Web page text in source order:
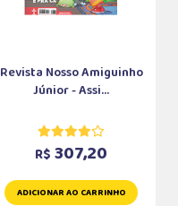
Revista Nosso Amiguinho
Júnior - Assi...
R$ 307,20
ADICIONAR AO CARRINHO